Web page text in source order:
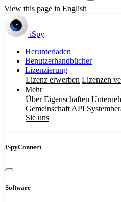
View this page in English
iSpy
Herunterladen
Benutzerhandbücher
Lizenzierung
Lizenz erwerben Lizenzen
Mehr
Über Eigenschaften
Gemeinschaft API
Sie uns
iSpyConnect
Software